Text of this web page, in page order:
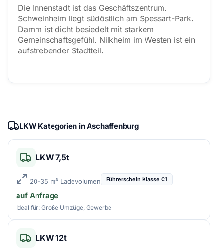
Die Innenstadt ist das Geschäftszentrum.
Schweinheim liegt südöstlich am Spessart-Park.
Damm ist dicht besiedelt mit starkem
Gemeinschaftsgefühl. Nilkheim im Westen ist ein
aufstrebender Stadtteil.
LKW Kategorien in Aschaffenburg
LKW 7,5t
20-35 m³ Ladevolumen Führerschein Klasse C1
auf Anfrage
Ideal für: Große Umzüge, Gewerbe
LKW 12t